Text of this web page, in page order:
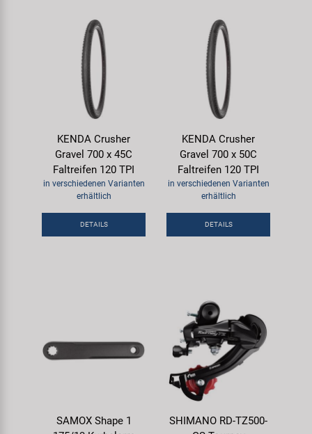
KENDA Crusher
Gravel 700 x 45C
Faltreifen 120 TPI
in verschiedenen Varianten
erhältlich
DETAILS
KENDA Crusher
Gravel 700 x 50C
Faltreifen 120 TPI
in verschiedenen Varianten
erhältlich
DETAILS
SAMOX Shape 1
SHIMANO RD-TZ500-